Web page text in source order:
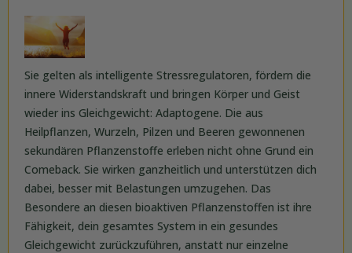
Sie gelten als intelligente Stressregulatoren, fördern die
innere Widerstandskraft und bringen Körper und Geist
wieder ins Gleichgewicht: Adaptogene. Die aus
Heilpflanzen, Wurzeln, Pilzen und Beeren gewonnenen
sekundären Pflanzenstoffe erleben nicht ohne Grund ein
Comeback. Sie wirken ganzheitlich und unterstützen dich
dabei, besser mit Belastungen umzugehen. Das
Besondere an diesen bioaktiven Pflanzenstoffen ist ihre
Fähigkeit, dein gesamtes System in ein gesundes
Gleichgewicht zurückzuführen, anstatt nur einzelne